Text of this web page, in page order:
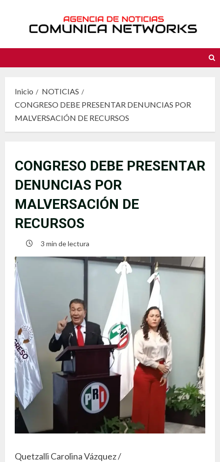
contenido
Inicio
NOTICIAS
CONGRESO DEBE PRESENTAR DENUNCIAS POR
MALVERSACIÓN DE RECURSOS
CONGRESO DEBE PRESENTAR
DENUNCIAS POR
MALVERSACIÓN DE
RECURSOS
3 min de lectura
Quetzalli Carolina Vázquez /